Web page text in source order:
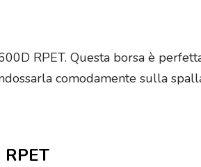
RPET. Questa borsa è
comodamente sulla